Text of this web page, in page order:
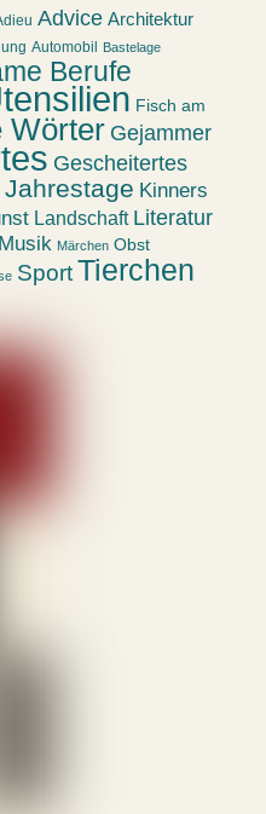
Advice Architektur
Automobil Bastelage
Berufe
Fisch am
Wörter Gejammer
Gescheitertes
Jahrestage Kinners
Landschaft Literatur
Musik Märchen Obst
Sport Tierchen